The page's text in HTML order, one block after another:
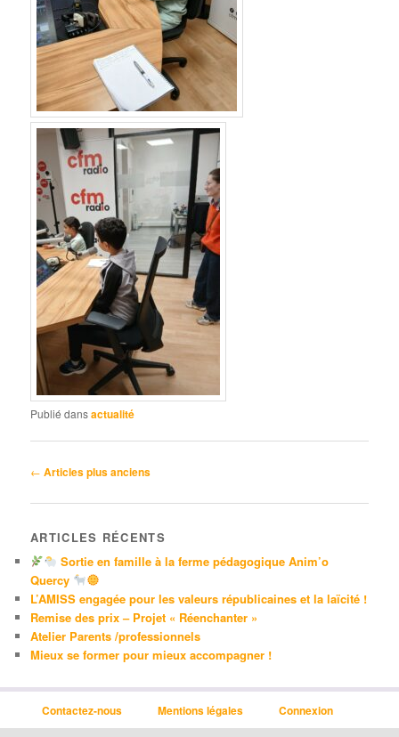
Publié dansactualité
Navigation
articles
← Articles plus anciens
ARTICLES RÉCENTS
Sortie en famille à la ferme pédagogique Anim’o
Quercy
L’AMISS engagée pour les valeurs républicaines et la laïcité !
Remise des prix – Projet « Réenchanter »
Atelier Parents /professionnels
Mieux se former pour mieux accompagner !
Contactez-nous Mentions légales Connexion